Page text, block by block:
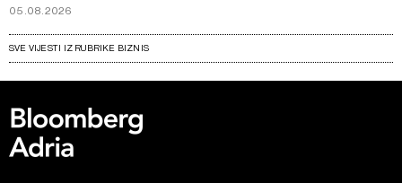
05.08.2026
SVE VIJESTI IZ RUBRIKE BIZNIS